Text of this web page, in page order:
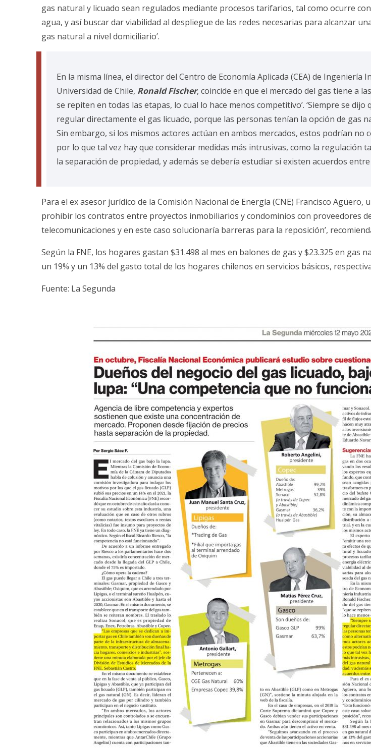
gas natural y licuado sean regulados mediante procesos tarifarios, tal como ocurre
agua, y así buscar dar viabilidad al despliegue de las redes necesarias para alcanzar
gas natural a nivel domiciliario’.
En la misma línea, el director del Centro de Economía Aplicada (CEA) de Ingeniería
Universidad de Chile, Ronald Fischer, coincide en que el mercado del gas tiene a
se repiten en todas las etapas, lo cual lo hace menos competitivo’. ‘Siempre se dijo
regular directamente el gas licuado, porque las personas tenían la opción de gas
Sin embargo, si los mismos actores actúan en ambos mercados, estos podrían no
por lo que tal vez hay que considerar medidas más intrusivas, como la regulación
la separación de propiedad, y además se debería estudiar si existen acuerdos
Para el ex asesor jurídico de la Comisión Nacional de Energía (CNE) Francisco Agüero,
prohibir los contratos entre proyectos inmobiliarios y condominios con proveedores
telecomunicaciones y en este caso solucionaría barreras para la reposición’,
Según la FNE, los hogares gastan $31.498 al mes en balones de gas y $23.325 en gas
un 19% y un 13% del gasto total de los hogares chilenos en servicios básicos,
Fuente: La Segunda